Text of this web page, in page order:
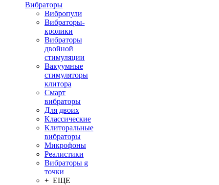
Вибраторы
Вибропули
Вибраторы-
кролики
Вибраторы
двойной
стимуляции
Вакуумные
стимуляторы
клитора
Смарт
вибраторы
Для двоих
Классические
Клиторальные
вибраторы
Микрофоны
Реалистики
Вибраторы g
точки
+ ЕЩЕ